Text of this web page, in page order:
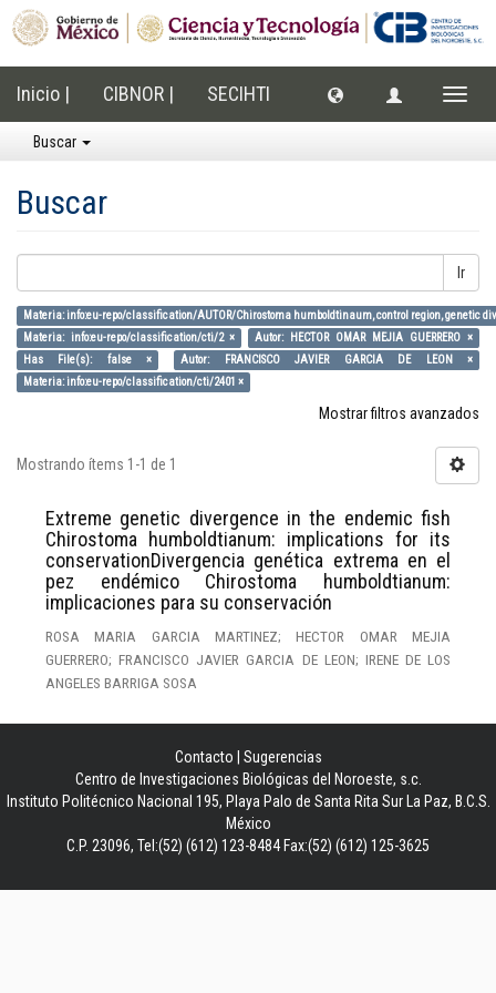
Inicio | CIBNOR | SECIHTI
Buscar
Buscar
Ir
Materia: info:eu-repo/classification/AUTOR/Chirostoma humboldtinaum, control region, genetic
Materia: info:eu-repo/classification/cti/2 ×
Autor: HECTOR OMAR MEJIA GUERRERO ×
Has File(s): false ×
Autor: FRANCISCO JAVIER GARCIA DE LEON ×
Materia: info:eu-repo/classification/cti/2401 ×
Mostrar filtros avanzados
Mostrando ítems 1-1 de 1
Extreme genetic divergence in the endemic fish
Chirostoma humboldtianum: implications for its
conservationDivergencia genética extrema en el
pez endémico Chirostoma humboldtianum:
implicaciones para su conservación
ROSA MARIA GARCIA MARTINEZ; HECTOR OMAR MEJIA
GUERRERO; FRANCISCO JAVIER GARCIA DE LEON; IRENE DE LOS
ANGELES BARRIGA SOSA
Contacto
Sugerencias
Centro de Investigaciones Biológicas del Noroeste, s.c.
Instituto Politécnico Nacional 195, Playa Palo de Santa Rita Sur La Paz, B.C.S.
México
C.P. 23096, Tel:(52) (612) 123-8484 Fax:(52) (612) 125-3625